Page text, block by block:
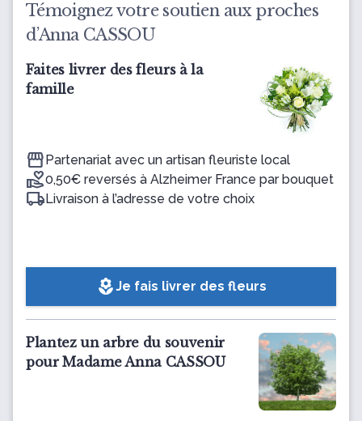
Témoignez votre soutien aux proches
d’Anna CASSOU
Faites livrer des fleurs à la
famille
Partenariat avec un artisan fleuriste local
0,50€ reversés à Alzheimer France par bouquet
Livraison à l’adresse de votre choix
local_floristJe fais livrer des fleurs
Plantez un arbre du souvenir
pour Madame Anna CASSOU